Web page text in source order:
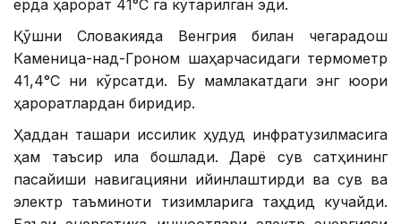
ерда ҳарорат 41°С га кўтарилган эди.
Қўшни Словакияда Венгрия билан чегарадош
Каменица-над-Гроном шаҳарчасидаги термометр
41,4°С ни кўрсатди. Бу мамлакатдаги энг юқори
ҳароратлардан биридир.
Ҳаддан ташқари иссиқлик ҳудуд инфратузилмасига
ҳам таъсир қила бошлади. Дарё сув сатҳининг
пасайиши навигацияни қийинлаштирди ва сув ва
электр таъминоти тизимларига таҳдид кучайди.